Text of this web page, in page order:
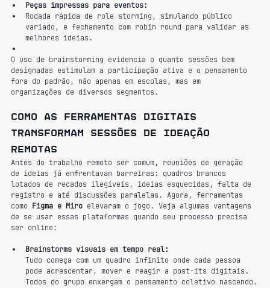
Peças impressas para eventos:
Rodada rápida de role storming, simulando público
variado, e fechamento com robin round para validar as
melhores ideias.
O uso de brainstorming evidencia o quanto sessões bem
designadas estimulam a participação ativa e o pensamento
fora do padrão, não apenas em escolas, mas em
organizações de diversos segmentos.
Como as ferramentas digitais
transformam sessões de ideação
remotas
Antes do trabalho remoto ser comum, reuniões de geração
de ideias já enfrentavam barreiras: quadros brancos
lotados de recados ilegíveis, ideias esquecidas, falta de
registro e até discussões paralelas. Agora, ferramentas
como Figma e Miro elevaram o jogo. Veja algumas vantagens
de se usar essas plataformas quando seu processo precisa
ser online:
Brainstorms visuais em tempo real:
Tudo começa com um quadro infinito onde cada pessoa
pode acrescentar, mover e reagir a post-its digitais.
Todos do grupo enxergam o pensamento coletivo nascendo.